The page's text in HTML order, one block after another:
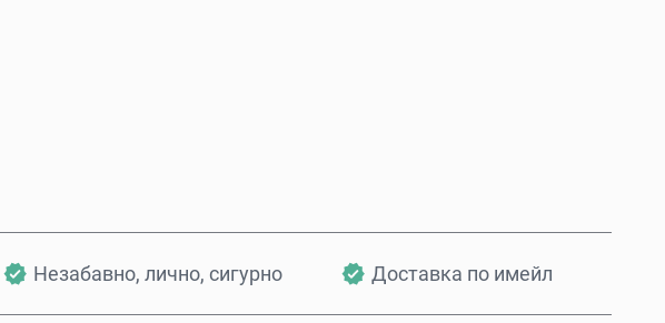
Незабавно, лично, сигурно Доставка по имейл